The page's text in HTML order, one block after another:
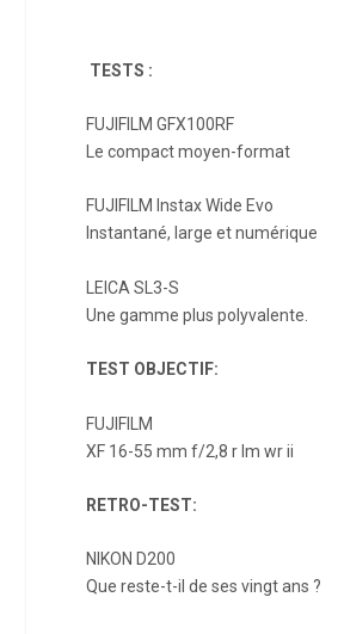
TESTS :
FUJIFILM GFX100RF
Le compact moyen-format
FUJIFILM Instax Wide Evo
Instantané, large et numérique
LEICA SL3-S
Une gamme plus polyvalente.
TEST OBJECTIF:
FUJIFILM
XF 16-55 mm f/2,8 r lm wr ii
RETRO-TEST:
NIKON D200
Que reste-t-il de ses vingt ans ?